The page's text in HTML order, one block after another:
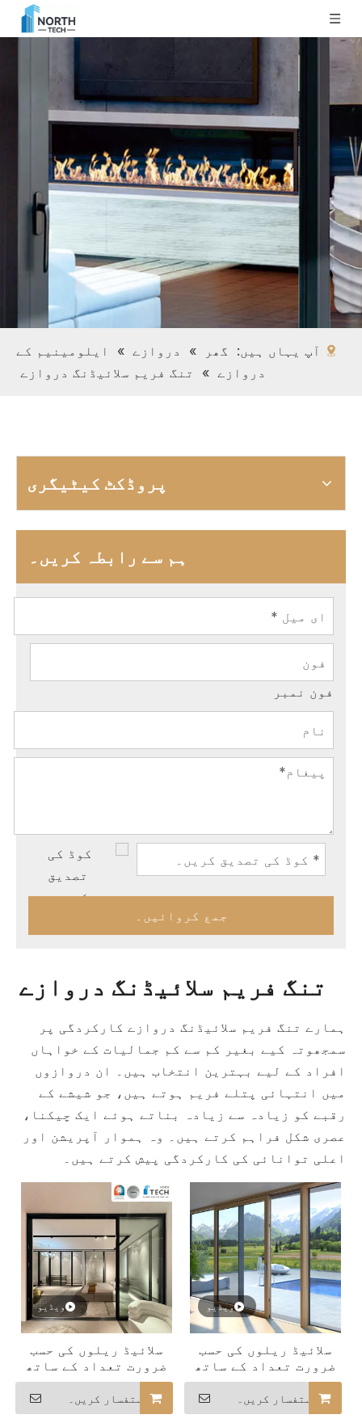
آپ یہاں ہیں: گھر » دروازے »
ایلومینیم کے
دروازے » تنگ فریم سلائیڈنگ دروازے
پروڈکٹ کیٹیگری
ہم سے رابطہ کریں۔
فون نمبر
جمع کروائیں۔
تنگ فریم سلائیڈنگ دروازے
ہمارے تنگ فریم سلائیڈنگ دروازے کارکردگی پر
سمجھوتہ کیے بغیر کم سے کم جمالیات کے خواہاں
افراد کے لیے بہترین انتخاب ہیں۔ ان دروازوں
میں انتہائی پتلے فریم ہوتے ہیں، جو شیشے کے
رقبے کو زیادہ سے زیادہ بناتے ہوئے ایک چیکنا،
عصری شکل فراہم کرتے ہیں۔ وہ ہموار آپریشن اور
اعلی توانائی کی کارکردگی پیش کرتے ہیں۔
ویڈیو
سلائیڈ ریلوں کی حسب
ضرورت تعداد کے ساتھ
شمالی امریکہ میں سب
سے زیادہ فروخت ہونے
والے ایلومینیم ملٹی
استفسار کریں۔
ویڈیو
سلائیڈ ریلوں کی حسب
ضرورت تعداد کے ساتھ
شمالی امریکہ میں سب
سے زیادہ فروخت ہونے
والے ملٹی ٹریک
استفسار کریں۔